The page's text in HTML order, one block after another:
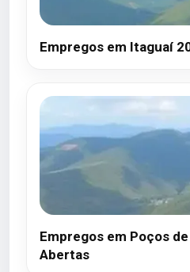
Empregos em Itaguaí
Empregos em Poços
Abertas